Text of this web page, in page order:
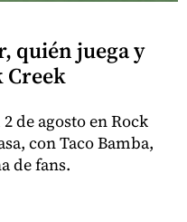
quién juega y
Creek
de agosto en Rock
con Taco Bamba,
de fans.